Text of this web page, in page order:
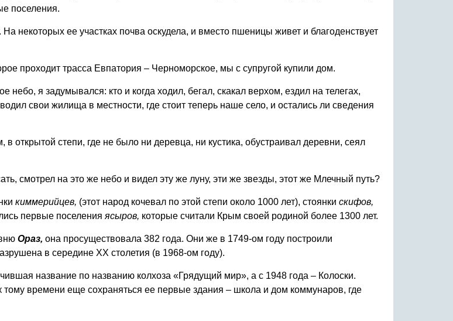
поселения.
некоторых ее участках почва оскудела, и вместо пшеницы живет и благоденствует
проходит трасса Евпатория – Черноморское, мы с супругой купили дом.
я задумывался: кто и когда ходил, бегал, скакал верхом, ездил на телегах,
свои жилища в местности, где стоит теперь наше село, и остались ли сведения
степи, где не было ни деревца, ни кустика, обустраивал деревни, сеял
смотрел на это же небо и видел эту же луну, эти же звезды, этот же Млечный путь?
киммерийцев, (этот народ кочевал по этой степи около 1000 лет), стоянки скифов,
первые поселения ясыров, которые считали Крым своей родиной более 1300 лет.
Ораз, она просуществовала 382 года. Они же в 1749-ом году построили
в середине ХХ столетия (в 1968-ом году).
название по названию колхоза «Грядущий мир», а с 1948 года – Колоски.
тому времени еще сохраняться ее первые здания – школа и дом коммунаров, где